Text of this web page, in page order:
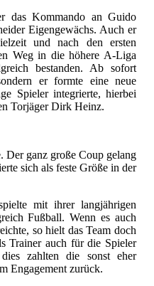
das Kommando an Guido
Eigengewächs. Auch er
und nach den ersten
Weg in die höhere A-Liga
bestanden. Ab sofort
er formte eine neue
Spieler integrierte, hierbei
Torjäger Dirk Heinz.
Der ganz große Coup gelang
sich als feste Größe in der
mit ihrer langjährigen
Fußball. Wenn es auch
so hielt das Team doch
Trainer auch für die Spieler
zahlten die sonst eher
Engagement zurück.